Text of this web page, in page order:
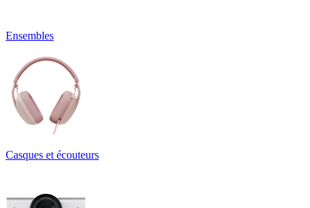
Ensembles
Casques et écouteurs